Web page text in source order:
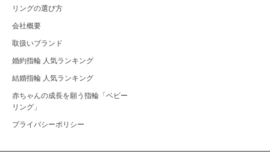
リングの選び方
会社概要
取扱いブランド
婚約指輪 人気ランキング
結婚指輪 人気ランキング
赤ちゃんの成長を願う指輪「ベビー
リング」
プライバシーポリシー